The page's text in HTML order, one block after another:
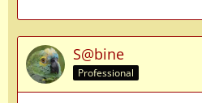
S@bine
Professional